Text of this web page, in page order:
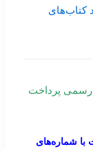
کتاب‌های
رسمی پرداخت
با شماره‌های